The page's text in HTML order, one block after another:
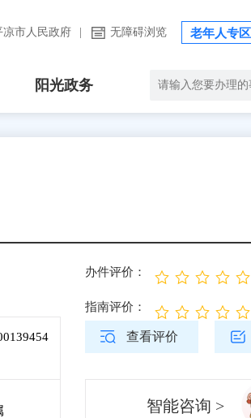
凉市人民政府 无障碍浏览 老年人专区
阳光政务
办件评价：
指南评价：
查看评价
智能咨询 >